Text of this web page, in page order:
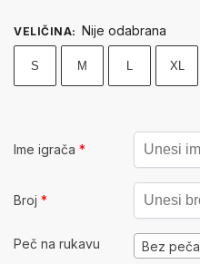
VELIČINA: Nije odabrana
S M L XL
Ime igrača *
Broj *
Peč na rukavu Bez peča